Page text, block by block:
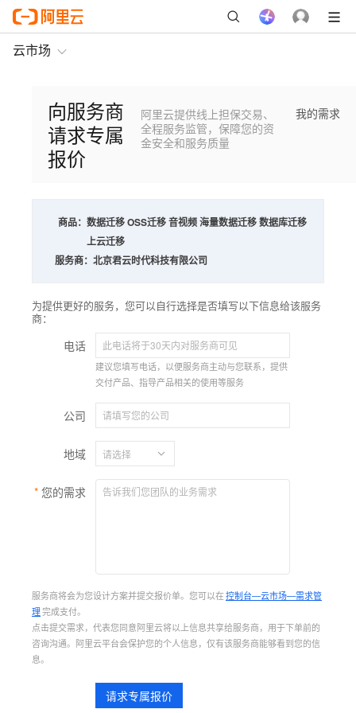
云市场
向服务商
请求专属
报价
阿里云提供线上担保交易、
全程服务监管，保障您的资
金安全和服务质量
我的需求
商品： 数据迁移 OSS迁移 音视频 海量数据迁移 数据库迁移
上云迁移
服务商： 北京君云时代科技有限公司
为提供更好的服务，您可以自行选择是否填写以下信息给该服务
商：
电话
建议您填写电话，以便服务商主动与您联系，提供
交付产品、指导产品相关的使用等服务
公司
地域
您的需求
服务商将会为您设计方案并提交报价单。您可以在控制台—云市场—需求管
理完成支付。
点击提交需求，代表您同意阿里云将以上信息共享给服务商，用于下单前的
咨询沟通。阿里云平台会保护您的个人信息，仅有该服务商能够看到您的信
息。
请求专属报价